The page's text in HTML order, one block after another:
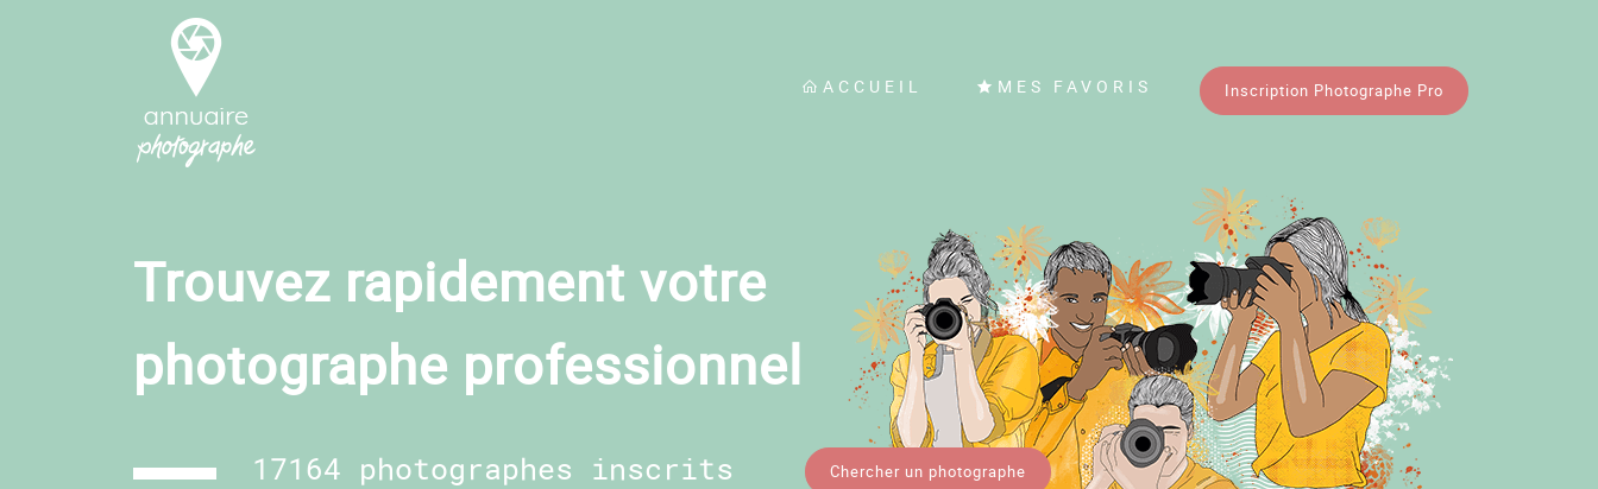
ACCUEIL MES FAVORIS Inscription Photographe Pro
Trouvez rapidement votre
photographe professionnel
17164 photographes inscrits Chercher un photographe